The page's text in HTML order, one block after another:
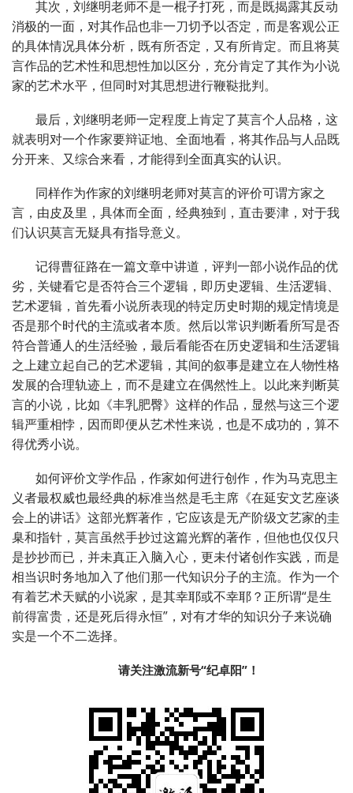
其次，刘继明老师不是一棍子打死，而是既揭露其反动
消极的一面，对其作品也非一刀切予以否定，而是客观公正
的具体情况具体分析，既有所否定，又有所肯定。而且将莫
言作品的艺术性和思想性加以区分，充分肯定了其作为小说
家的艺术水平，但同时对其思想进行鞭鞑批判。
最后，刘继明老师一定程度上肯定了莫言个人品格，这
就表明对一个作家要辩证地、全面地看，将其作品与人品既
分开来、又综合来看，才能得到全面真实的认识。
同样作为作家的刘继明老师对莫言的评价可谓方家之
言，由皮及里，具体而全面，经典独到，直击要津，对于我
们认识莫言无疑具有指导意义。
记得曹征路在一篇文章中讲道，评判一部小说作品的优
劣，关键看它是否符合三个逻辑，即历史逻辑、生活逻辑、
艺术逻辑，首先看小说所表现的特定历史时期的规定情境是
否是那个时代的主流或者本质。然后以常识判断看所写是否
符合普通人的生活经验，最后看能否在历史逻辑和生活逻辑
之上建立起自己的艺术逻辑，其间的叙事是建立在人物性格
发展的合理轨迹上，而不是建立在偶然性上。以此来判断莫
言的小说，比如《丰乳肥臀》这样的作品，显然与这三个逻
辑严重相悖，因而即便从艺术性来说，也是不成功的，算不
得优秀小说。
如何评价文学作品，作家如何进行创作，作为马克思主
义者最权威也最经典的标准当然是毛主席《在延安文艺座谈
会上的讲话》这部光辉著作，它应该是无产阶级文艺家的圭
臬和指针，莫言虽然手抄过这篇光辉的著作，但他也仅仅只
是抄抄而已，并未真正入脑入心，更未付诸创作实践，而是
相当识时务地加入了他们那一代知识分子的主流。作为一个
有着艺术天赋的小说家，是其幸耶或不幸耶？正所谓“是生
前得富贵，还是死后得永恒”，对有才华的知识分子来说确
实是一个不二选择。
请关注激流新号“纪卓阳”！